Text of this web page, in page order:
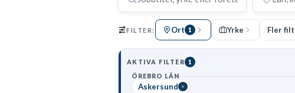
FILTER: Ort 1 Yrke Fler
AKTIVA FILTER 1
ÖREBRO LÄN
Askersund